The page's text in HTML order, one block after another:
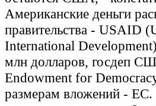
Американские деньги
правительства - USAID
International
млн долларов, госдеп
Endowment for
размерам вложений -